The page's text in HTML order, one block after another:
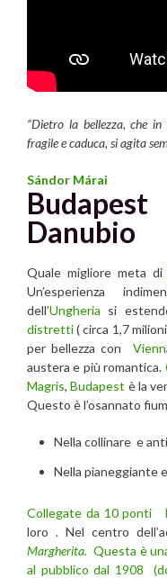
“Dietro la bellezza, che
fragile e caduca, si agita
Sándor Márai
Danubio
Quale migliore meta di
Un’esperienza
dell’Ungheria si
distretti( circa 1,7
per bellezza con Vienn
austera e più romantica.
Magris,Budapest è la
Questo è l’osannato
Nella collinare e
Nella pianeggiante
Collegate da 10 ponti
loro . Nel centro
Margherita. Questa è
al pubblico dal 1908